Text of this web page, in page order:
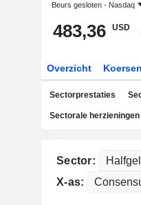
Beurs gesloten - Nasdaq
483,36 USD
Overzicht Koersen
Sectorprestaties
Sectorale herzieningen
Sector:
X-as: